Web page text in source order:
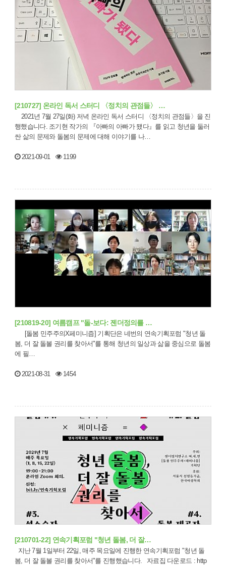
[210727] 온라인 독서 스터디 〈정치의 관점들〉 …
행했습니다. 조기현 작가의 『아빠의 아빠가 됐다』를 읽고 청년을 둘러
싼 삶의 문제와 돌봄의 문제에 대해 이야기를 나…
2021-09-01 1199
[210819-20] 여름캠프 "돌-보다: 젠더정의를 …
봄, 더 잘 돌볼 권리를 찾아서"를 통해 청년의 일상과 삶을 중심으로 돌봄
에 필…
2021-08-31 1454
[210701-22] 연속기획포럼 "청년 돌봄, 더 잘…
봄, 더 잘 돌볼 권리를 찾아서"를 진행했습니다. 자료집 다운로드 : http